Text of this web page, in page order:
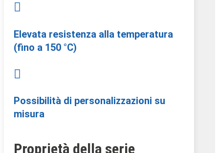

Elevata resistenza alla temperatura
(fino a 150 °C)

Possibilità di personalizzazioni su
misura
Proprietà della serie